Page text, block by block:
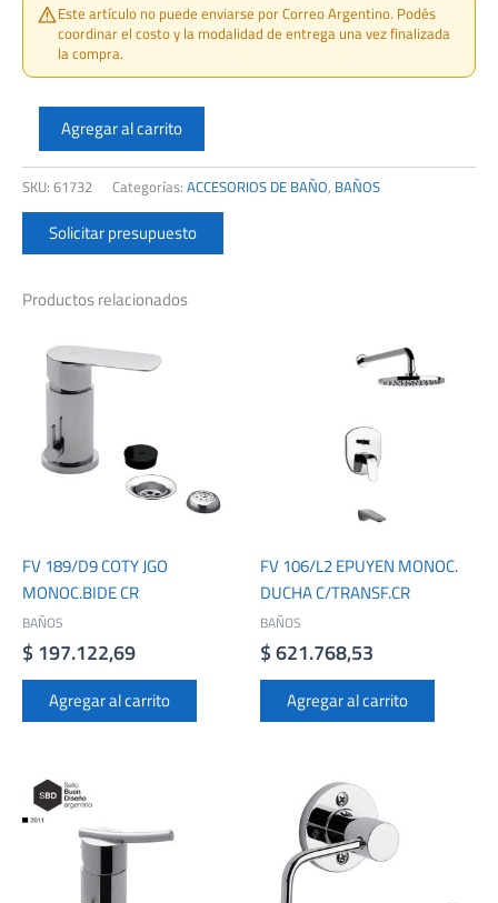
Este artículo no puede enviarse por Correo Argentino. Podés
coordinar el costo y la modalidad de entrega una vez finalizada
la compra.
THOL
103A1032
KIARA
JABONERA
DE
AMURAR
NEGRA
cantidad
Agregar al carrito
SKU: 61732 Categorías: ACCESORIOS DE BAÑO, BAÑOS
Solicitar presupuesto
Productos relacionados
FV 189/D9 COTY JGO
MONOC.BIDE CR
BAÑOS
$ 197.122,69
Agregar al carrito
FV 106/L2 EPUYEN MONOC.
DUCHA C/TRANSF.CR
BAÑOS
$621.768,53
Agregar al carrito